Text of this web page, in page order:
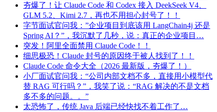
夯爆了！让 Claude Code 和 Codex 接入 DeekSeek V4、
GLM 5.2、Kimi 2.7，再也不用担心封号了！！
字节面试官问我：”企业项目到底该用 LangChain4j 还是
Spring AI？”，我沉默了几秒，说：真正的企业项目…
突发！阿里全面禁用 Claude Code！！
细思极恐！Claude 封号的原因终于被人找到了！！
Claude Code 命令大全（2026 最新版，夯爆了！）
小厂面试官问我：“公司内部文档不多，直接用小模型代
替 RAG 可行吗？”，我笑了说：“RAG 解决的不是文档
多不多的问题。。”
太恐怖了，传统 Java 后端已经快找不着工作了…